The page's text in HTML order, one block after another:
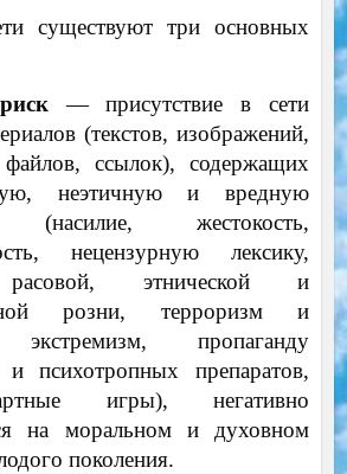
существуют три основных
— присутствие в сети
(текстов, изображений,
ссылок), содержащих
неэтичную и вредную
(насилие, жестокость,
нецензурную лексику,
расовой, этнической и
розни, терроризм и
экстремизм, пропаганду
и психотропных препаратов,
игры), негативно
на моральном и духовном
поколения.